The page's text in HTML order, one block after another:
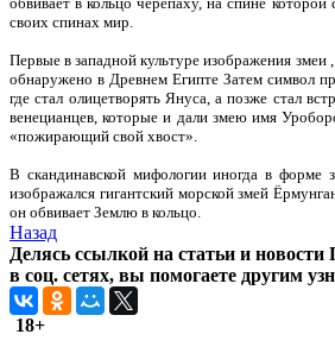
своих спинах мир.
Первые в западной культуре изображения
обнаружено в Древнем Египте Затем символ
где стал олицетворять Януса, а позже стал
венецианцев, которые и дали змею имя
«пожирающий свой хвост».
В скандинавской мифологии иногда в форме
изображался гигантский морской змей
он обвивает Землю в кольцо.
Назад
Делясь ссылкой на статьи и новости
в соц. сетях, вы помогаете другим
18+